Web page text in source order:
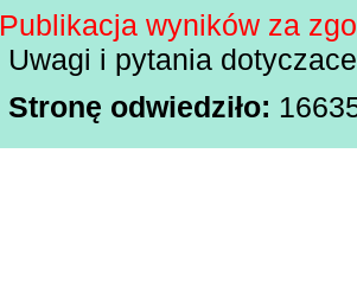
Publikacja wyników za
Uwagi i pytania
Stronę odwiedziło: